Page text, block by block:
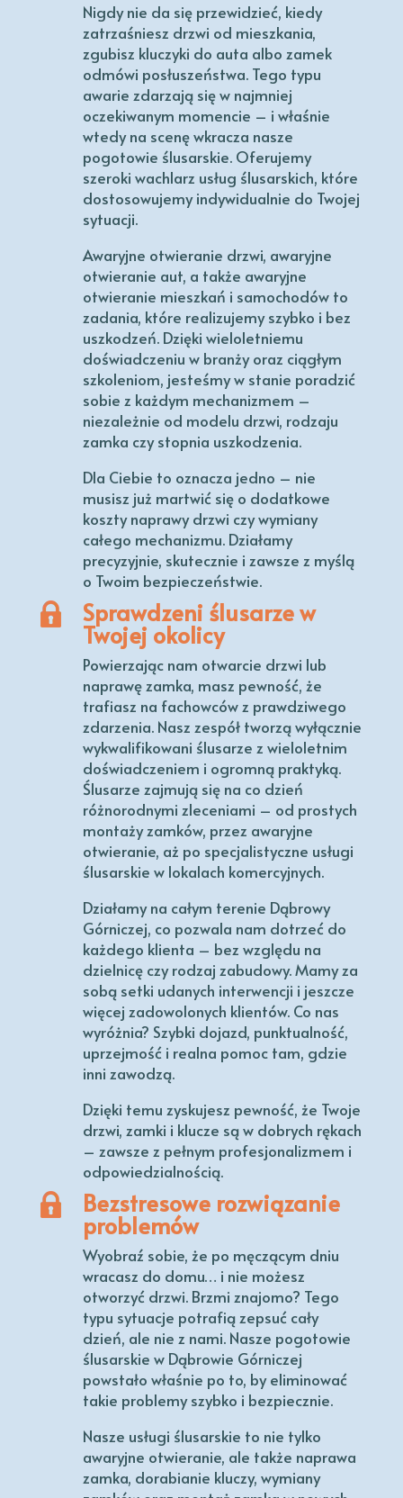
Nigdy nie da się przewidzieć, kiedy
zatrzaśniesz drzwi od mieszkania,
zgubisz kluczyki do auta albo zamek
odmówi posłuszeństwa. Tego typu
awarie zdarzają się w najmniej
oczekiwanym momencie – i właśnie
wtedy na scenę wkracza nasze
pogotowie ślusarskie. Oferujemy
szeroki wachlarz usług ślusarskich, które
dostosowujemy indywidualnie do Twojej
sytuacji.
Awaryjne otwieranie drzwi, awaryjne
otwieranie aut, a także awaryjne
otwieranie mieszkań i samochodów to
zadania, które realizujemy szybko i bez
uszkodzeń. Dzięki wieloletniemu
doświadczeniu w branży oraz ciągłym
szkoleniom, jesteśmy w stanie poradzić
sobie z każdym mechanizmem –
niezależnie od modelu drzwi, rodzaju
zamka czy stopnia uszkodzenia.
Dla Ciebie to oznacza jedno – nie
musisz już martwić się o dodatkowe
koszty naprawy drzwi czy wymiany
całego mechanizmu. Działamy
precyzyjnie, skutecznie i zawsze z myślą
o Twoim bezpieczeństwie.
Sprawdzeni ślusarze w
Twojej okolicy
Powierzając nam otwarcie drzwi lub
naprawę zamka, masz pewność, że
trafiasz na fachowców z prawdziwego
zdarzenia. Nasz zespół tworzą wyłącznie
wykwalifikowani ślusarze z wieloletnim
doświadczeniem i ogromną praktyką.
Ślusarze zajmują się na co dzień
różnorodnymi zleceniami – od prostych
montaży zamków, przez awaryjne
otwieranie, aż po specjalistyczne usługi
ślusarskie w lokalach komercyjnych.
Działamy na całym terenie Dąbrowy
Górniczej, co pozwala nam dotrzeć do
każdego klienta – bez względu na
dzielnicę czy rodzaj zabudowy. Mamy za
sobą setki udanych interwencji i jeszcze
więcej zadowolonych klientów. Co nas
wyróżnia? Szybki dojazd, punktualność,
uprzejmość i realna pomoc tam, gdzie
inni zawodzą.
Dzięki temu zyskujesz pewność, że Twoje
drzwi, zamki i klucze są w dobrych rękach
– zawsze z pełnym profesjonalizmem i
odpowiedzialnością.
Bezstresowe rozwiązanie
problemów
Wyobraź sobie, że po męczącym dniu
wracasz do domu… i nie możesz
otworzyć drzwi. Brzmi znajomo? Tego
typu sytuacje potrafią zepsuć cały
dzień, ale nie z nami. Nasze pogotowie
ślusarskie w Dąbrowie Górniczej
powstało właśnie po to, by eliminować
takie problemy szybko i bezpiecznie.
Nasze usługi ślusarskie to nie tylko
awaryjne otwieranie, ale także naprawa
zamka, dorabianie kluczy, wymiany